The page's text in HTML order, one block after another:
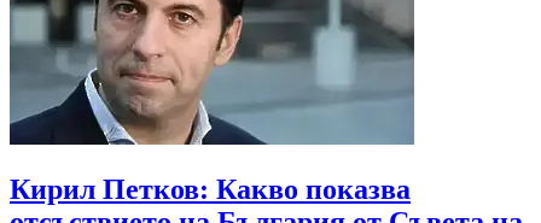
Кирил Петков: Какво показва